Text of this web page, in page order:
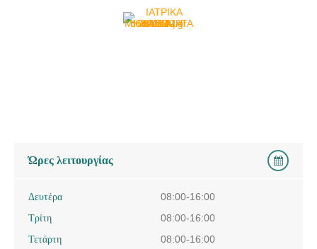
Ώρες λειτουργίας
Δευτέρα
08:00-16:00
Τρίτη
08:00-16:00
Τετάρτη
08:00-16:00